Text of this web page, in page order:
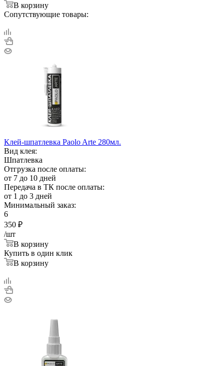
В корзину
Сопутствующие товары:
Клей-шпатлевка Paolo Arte 280мл.
Вид клея:
Шпатлевка
Отгрузка после оплаты:
от 7 до 10 дней
Передача в ТК после оплаты:
от 1 до 3 дней
Минимальный заказ:
6
350 ₽
/шт
В корзину
Купить в один клик
В корзину